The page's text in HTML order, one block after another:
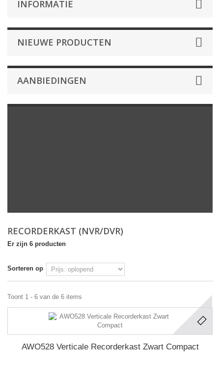
INFORMATIE
NIEUWE PRODUCTEN
AANBIEDINGEN
RECORDERKAST (NVR/DVR)
Er zijn 6 producten
Sorteren op
Toont 1 - 6 van de 6 items
AWO528 Verticale Recorderkast Zwart Compact